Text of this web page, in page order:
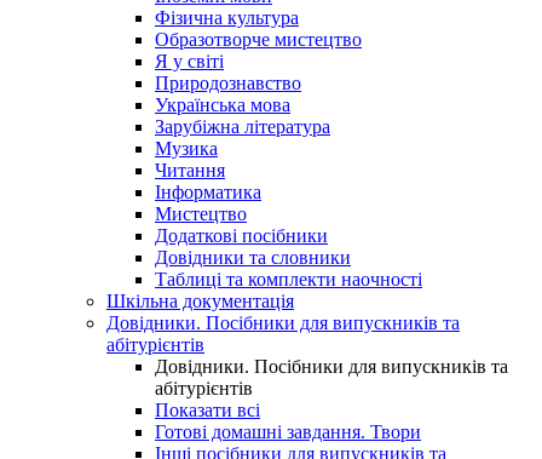
Фізична культура
Образотворче мистецтво
Я у світі
Природознавство
Українська мова
Зарубіжна література
Музика
Читання
Інформатика
Мистецтво
Додаткові посібники
Довідники та словники
Таблиці та комплекти наочності
Шкільна документація
Довідники. Посібники для випускників та
абітурієнтів
Довідники. Посібники для випускників та
абітурієнтів
Показати всі
Готові домашні завдання. Твори
Інші посібники для випускників та